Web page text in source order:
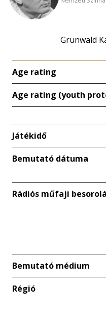
Grünwald
Age rating
Age rating (youth
Játékidő
Bemutató dátuma
Rádiós műfaji
Bemutató médium
Régió